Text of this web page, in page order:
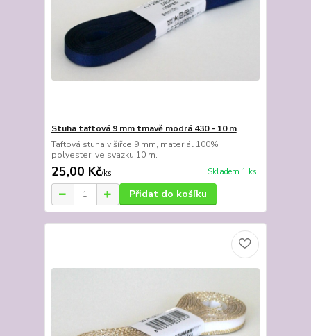
Stuha taftová 9 mm tmavě modrá 430 - 10 m
Taftová stuha v šířce 9 mm, materiál 100%
polyester, ve svazku 10 m.
25,00 Kč/ks Skladem 1 ks
Přidat do košíku